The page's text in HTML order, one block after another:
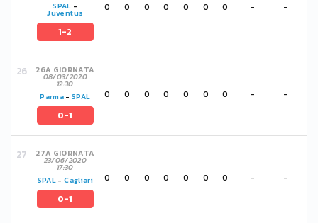
SPAL -
Juventus
1-2
0 0 0 0 0 0 0 - -
26A GIORNATA
08/03/2020
12:30
Parma-SPAL
0-1
0 0 0 0 0 0 0 - -
27A GIORNATA
23/06/2020
17:30
SPAL -Cagliari
0-1
0 0 0 0 0 0 0 - -